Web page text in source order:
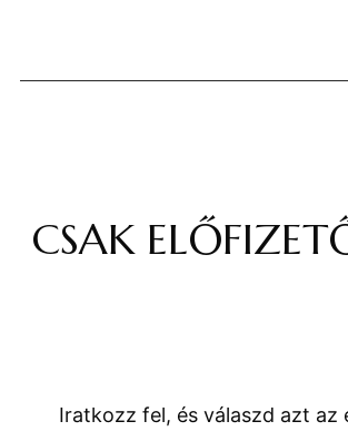
CSAK
Iratkozz fel, és válaszd azt az